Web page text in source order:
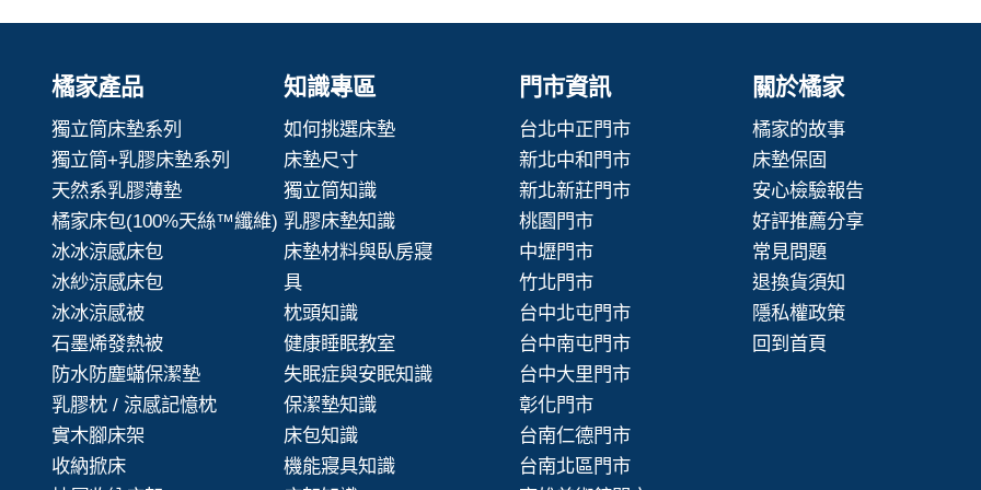
橘家產品
獨立筒床墊系列
獨立筒+乳膠床墊系列
天然系乳膠薄墊
橘家床包(100%天絲™纖維)
冰冰涼感床包
冰紗涼感床包
冰冰涼感被
石墨烯發熱被
防水防塵蟎保潔墊
乳膠枕 / 涼感記憶枕
實木腳床架
收納掀床
知識專區
如何挑選床墊
床墊尺寸
獨立筒知識
乳膠床墊知識
床墊材料與臥房寢
具
枕頭知識
健康睡眠教室
失眠症與安眠知識
保潔墊知識
床包知識
機能寢具知識
門市資訊
台北中正門市
新北中和門市
新北新莊門市
桃園門市
中壢門市
竹北門市
台中北屯門市
台中南屯門市
台中大里門市
彰化門市
台南仁德門市
台南北區門市
關於橘家
橘家的故事
床墊保固
安心檢驗報告
好評推薦分享
常見問題
退換貨須知
隱私權政策
回到首頁